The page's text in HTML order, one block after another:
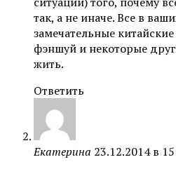
так, а не иначе. Все в
замечательные
фэншуй и некоторые
жить.
Ответить
Екатерина 23.12.2014 в